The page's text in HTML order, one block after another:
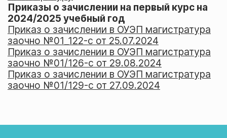
Приказы о зачислении на первый курс на
2024/2025 учебный год
Приказ о зачислении в ОУЭП магистратура
заочно №01_122-c от 25.07.2024
Приказ о зачислении в ОУЭП магистратура
заочно №01/126-c от 29.08.2024
Приказ о зачислении в ОУЭП магистратура
заочно №01/129-c от 27.09.2024